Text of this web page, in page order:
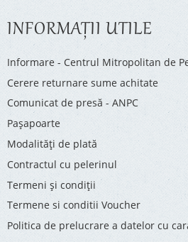
INFORMAŢII UTILE
Informare - Centrul Mitropolitan de
Cerere returnare sume achitate
Comunicat de presă - ANPC
Pașapoarte
Modalități de plată
Contractul cu pelerinul
Termeni și condiții
Termene si conditii Voucher
Politica de prelucrare a datelor cu